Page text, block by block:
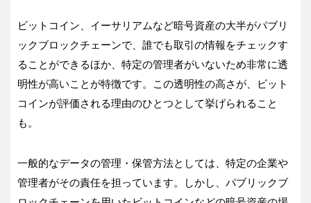
ビットコイン、イーサリアムなど暗号資産の大半がパブリ
ックブロックチェーンで、誰でも取引の情報をチェックす
ることができるほか、特定の管理者がいないため非常に透
明性が高いことが特徴です。この透明性の高さが、ビット
コインが評価される理由のひとつとして挙げられること
も。
一般的なデータの管理・保管方法としては、特定の企業や
管理者がその責任を担っています。しかし、パブリックブ